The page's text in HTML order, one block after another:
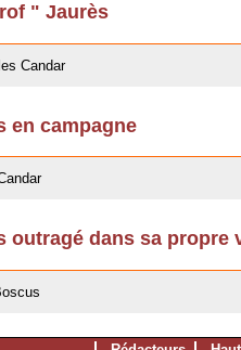
" Jaurès
Candar
en campagne
outragé dans sa propre